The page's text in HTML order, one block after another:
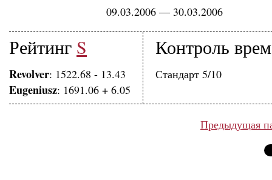
09.03.2006 — 30.03.2006
Рейтинг S
Revolver: 1522.68 - 13.43
Eugeniusz: 1691.06 + 6.05
Контроль
Стандарт 5/10
Предыдущая